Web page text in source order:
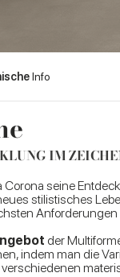
IM
Info
seine
stilistisches
der
indem man die